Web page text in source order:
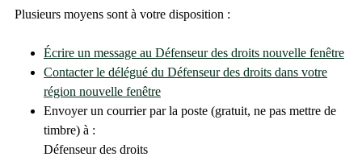
Plusieurs moyens sont à votre disposition :
Écrire un message au Défenseur des droits nouvelle fenêtre
Contacter le délégué du Défenseur des droits dans votre
région nouvelle fenêtre
Envoyer un courrier par la poste (gratuit, ne pas mettre de
timbre) à :
Défenseur des droits